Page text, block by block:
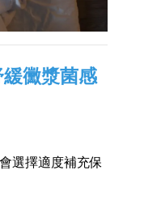
黴漿菌感
選擇適度補充保